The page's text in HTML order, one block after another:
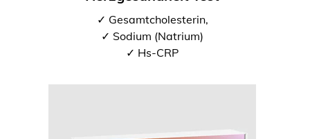
✓ Gesamtcholesterin,
✓ Sodium (Natrium)
✓ Hs-CRP